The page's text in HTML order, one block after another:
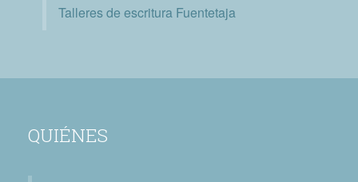
Talleres de escritura Fuentetaja
QUIÉNES